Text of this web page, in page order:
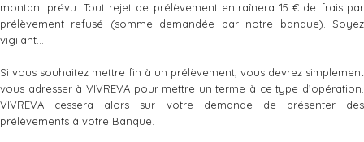
montant prévu. Tout rejet de prélèvement entraînera 15 € de frais par
prélèvement refusé (somme demandée par notre banque). Soyez
vigilant…
Si vous souhaitez mettre fin à un prélèvement, vous devrez simplement
vous adresser à VIVREVA pour mettre un terme à ce type d’opération.
VIVREVA cessera alors sur votre demande de présenter des
prélèvements à votre Banque.